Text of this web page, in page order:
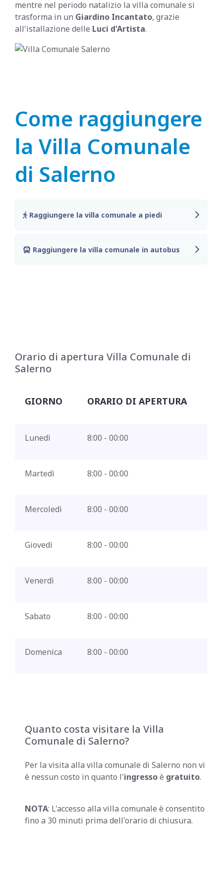
mentre nel periodo natalizio la villa comunale si
trasforma in un Giardino Incantato, grazie
all'istallazione delle Luci d'Artista.
Come raggiungere
la Villa Comunale
di Salerno
Raggiungere la villa comunale a piedi
Raggiungere la villa comunale in autobus
Orario di apertura Villa Comunale di
Salerno
GIORNO ORARIO DI APERTURA
Lunedì 8:00 - 00:00
Martedì 8:00 - 00:00
Mercoledì 8:00 - 00:00
Giovedì 8:00 - 00:00
Venerdì 8:00 - 00:00
Sabato 8:00 - 00:00
Domenica 8:00 - 00:00
Quanto costa visitare la Villa
Comunale di Salerno?
Per la visita alla villa comunale di Salerno non vi
è nessun costo in quanto l'ingressoè gratuito.
NOTA: L'accesso alla villa comunale è consentito
fino a 30 minuti prima dell'orario di chiusura.